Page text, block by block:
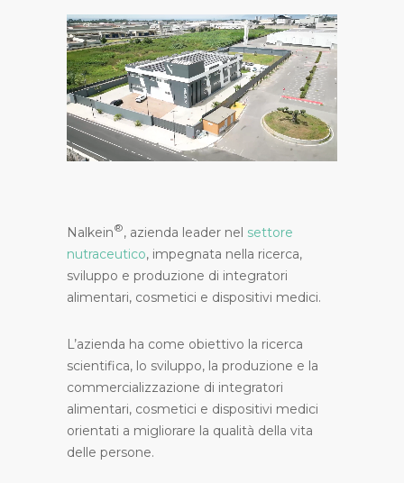
Nalkein®, azienda leader nel settore
nutraceutico, impegnata nella ricerca,
sviluppo e produzione di integratori
alimentari, cosmetici e dispositivi medici.
L’azienda ha come obiettivo la ricerca
scientifica, lo sviluppo, la produzione e la
commercializzazione di integratori
alimentari, cosmetici e dispositivi medici
orientati a migliorare la qualità della vita
delle persone.